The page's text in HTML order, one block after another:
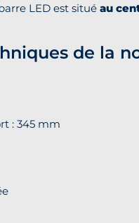
LED est situé au
de la
: 345 mm